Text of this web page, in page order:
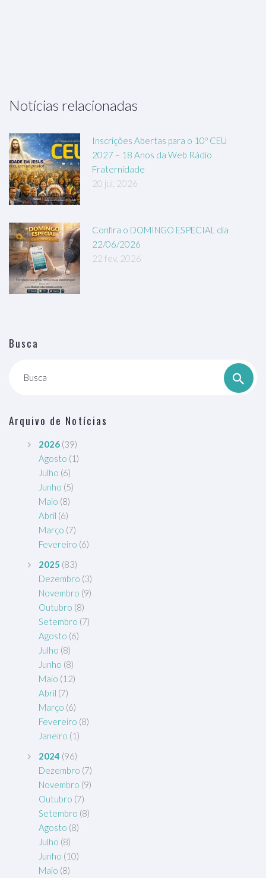
Notícias relacionadas
Inscrições Abertas para o 10º CEU
2027 – 18 Anos da Web Rádio
Fraternidade
20 jul, 2026
Confira o DOMINGO ESPECIAL dia
22/06/2026
22 fev, 2026
Busca
Busca
Arquivo de Notícias
2026 (39)
Agosto (1)
Julho (6)
Junho (5)
Maio (8)
Abril (6)
Março (7)
Fevereiro (6)
2025 (83)
Dezembro (3)
Novembro (9)
Outubro (8)
Setembro (7)
Agosto (6)
Julho (8)
Junho (8)
Maio (12)
Abril (7)
Março (6)
Fevereiro (8)
Janeiro (1)
2024 (96)
Dezembro (7)
Novembro (9)
Outubro (7)
Setembro (8)
Agosto (8)
Julho (8)
Junho (10)
Maio (8)